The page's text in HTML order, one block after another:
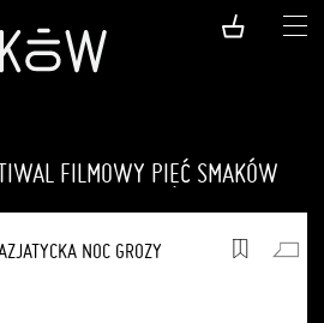
FILMOWY PIĘĆ SMAKÓW
NOC GROZY